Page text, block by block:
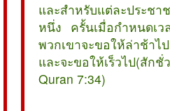
และสำหรับแต่ละประช
หนึ่ง ครั้นเมื่อกำหนดเว
พวกเขาจะขอให้ล่าช้าไ
และจะขอให้เร็วไป(สักชั่
Quran 7:34)